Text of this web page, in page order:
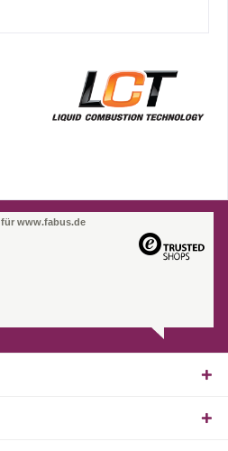
www.fabus.de